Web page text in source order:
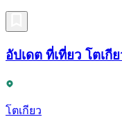
อัปเดต ที่เที่ยว โตเกี
โตเกียว